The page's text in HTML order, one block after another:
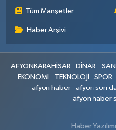
Tüm Manşetler
Haber Arşivi
AFYONKARAHİSAR DİNAR
EKONOMİ
TEKNOLOJİ SPOR
afyon haber
afyon son
afyon haber
Haber